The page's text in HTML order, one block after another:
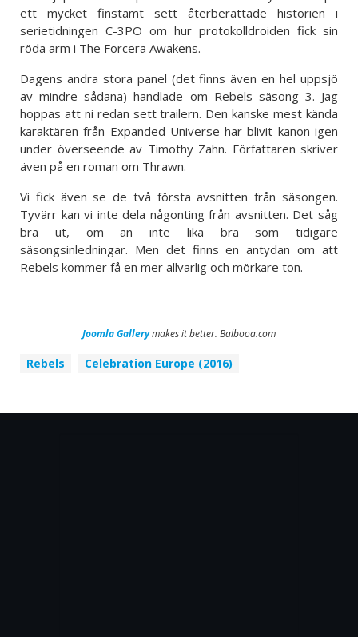
ett mycket finstämt sett återberättade historien i
serietidningen C-3PO om hur protokolldroiden fick sin
röda arm i The Forcera Awakens.
Dagens andra stora panel (det finns även en hel uppsjö
av mindre sådana) handlade om Rebels säsong 3. Jag
hoppas att ni redan sett trailern. Den kanske mest kända
karaktären från Expanded Universe har blivit kanon igen
under överseende av Timothy Zahn. Författaren skriver
även på en roman om Thrawn.
Vi fick även se de två första avsnitten från säsongen.
Tyvärr kan vi inte dela någonting från avsnitten. Det såg
bra ut, om än inte lika bra som tidigare
säsongsinledningar. Men det finns en antydan om att
Rebels kommer få en mer allvarlig och mörkare ton.
Joomla Gallerymakes it better. Balbooa.com
Rebels Celebration Europe (2016)